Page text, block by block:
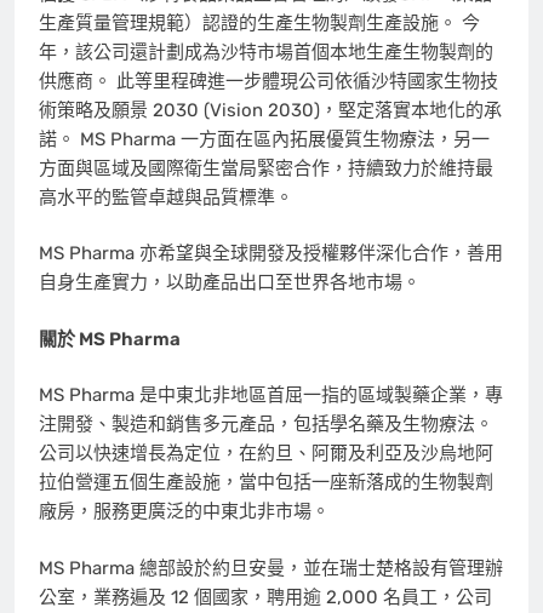
生產質量管理規範）認證的生產生物製劑生產設施。 今
年，該公司還計劃成為沙特市場首個本地生產生物製劑的
供應商。 此等里程碑進一步體現公司依循沙特國家生物技
術策略及願景 2030 (Vision 2030)，堅定落實本地化的承
諾。 MS Pharma 一方面在區內拓展優質生物療法，另一
方面與區域及國際衛生當局緊密合作，持續致力於維持最
高水平的監管卓越與品質標準。
MS Pharma 亦希望與全球開發及授權夥伴深化合作，善用
自身生產實力，以助產品出口至世界各地市場。
關於 MS Pharma
MS Pharma 是中東北非地區首屈一指的區域製藥企業，專
注開發、製造和銷售多元產品，包括學名藥及生物療法。
公司以快速增長為定位，在約旦、阿爾及利亞及沙烏地阿
拉伯營運五個生產設施，當中包括一座新落成的生物製劑
廠房，服務更廣泛的中東北非市場。
MS Pharma 總部設於約旦安曼，並在瑞士楚格設有管理辦
公室，業務遍及 12 個國家，聘用逾 2,000 名員工，公司